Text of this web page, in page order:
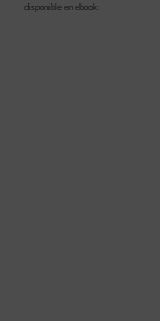
disponible en ebook: